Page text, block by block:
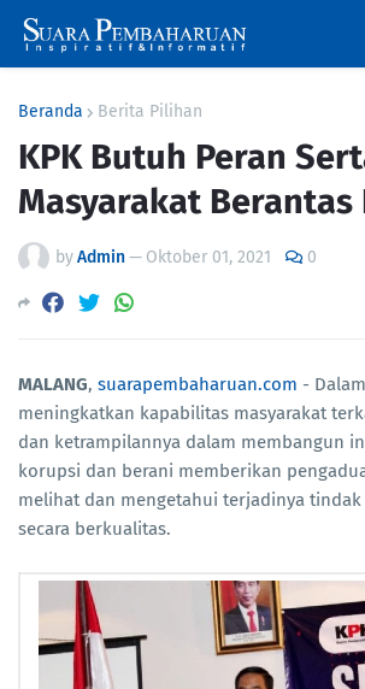
Beranda Berita Pilihan
KPK Butuh Peran
Masyarakat Berantas
byAdmin— Oktober 01, 2021 0
MALANG, suarapembaharuan.com -
meningkatkan kapabilitas masyarakat
dan ketrampilannya dalam membangun
korupsi dan berani memberikan
melihat dan mengetahui terjadinya
secara berkualitas.